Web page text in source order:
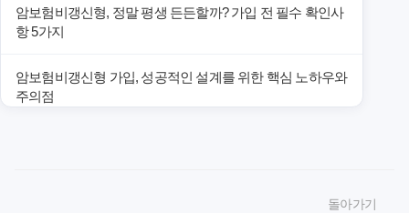
암보험비갱신형, 정말 평생 든든할까? 가입 전 필수 확인사
항 5가지
암보험비갱신형 가입, 성공적인 설계를 위한 핵심 노하우와
주의점
돌아가기